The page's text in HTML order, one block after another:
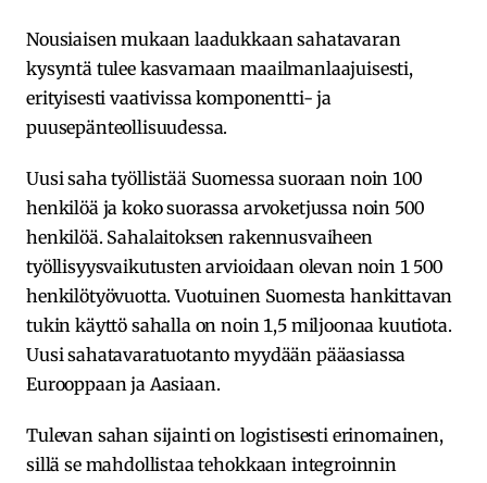
Nousiaisen mukaan laadukkaan sahatavaran
kysyntä tulee kasvamaan maailmanlaajuisesti,
erityisesti vaativissa komponentti- ja
puusepänteollisuudessa.
Uusi saha työllistää Suomessa suoraan noin 100
henkilöä ja koko suorassa arvoketjussa noin 500
henkilöä. Sahalaitoksen rakennusvaiheen
työllisyysvaikutusten arvioidaan olevan noin 1 500
henkilötyövuotta. Vuotuinen Suomesta hankittavan
tukin käyttö sahalla on noin 1,5 miljoonaa kuutiota.
Uusi sahatavaratuotanto myydään pääasiassa
Eurooppaan ja Aasiaan.
Tulevan sahan sijainti on logistisesti erinomainen,
sillä se mahdollistaa tehokkaan integroinnin